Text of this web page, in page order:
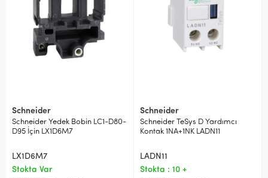
Schneider
Schneider Yedek Bobin LC1-D80-
D95 İçin LX1D6M7
LX1D6M7
Stokta Var
Schneider
Schneider TeSys D Yardımcı
Kontak 1NA+1NK LADN11
LADN11
Stokta : 10 +